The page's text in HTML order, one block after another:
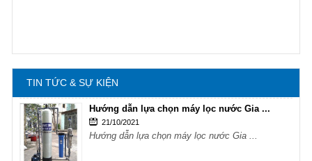
TIN TỨC & SỰ KIỆN
Hướng dẫn lựa chọn máy lọc nước Gia ...
21/10/2021
Hướng dẫn lựa chọn máy lọc nước Gia ...